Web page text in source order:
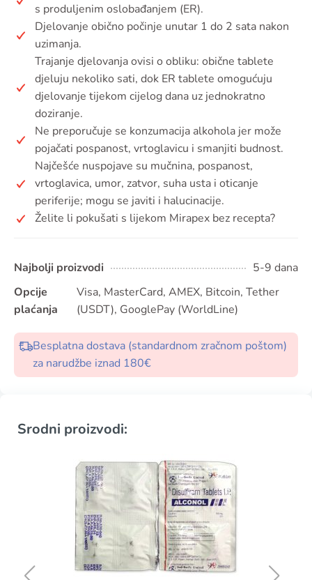
s produljenim oslobađanjem (ER).
Djelovanje obično počinje unutar 1 do 2 sata nakon
uzimanja.
Trajanje djelovanja ovisi o obliku: obične tablete
djeluju nekoliko sati, dok ER tablete omogućuju
djelovanje tijekom cijelog dana uz jednokratno
doziranje.
Ne preporučuje se konzumacija alkohola jer može
pojačati pospanost, vrtoglavicu i smanjiti budnost.
Najčešće nuspojave su mučnina, pospanost,
vrtoglavica, umor, zatvor, suha usta i oticanje
periferije; mogu se javiti i halucinacije.
Želite li pokušati s lijekom Mirapex bez recepta?
Najbolji proizvodi
5-9 dana
Opcije
plaćanja
Visa, MasterCard, AMEX, Bitcoin, Tether
(USDT), GooglePay (WorldLine)
Besplatna dostava (standardnom zračnom poštom)
za narudžbe iznad 180€
Srodni proizvodi: